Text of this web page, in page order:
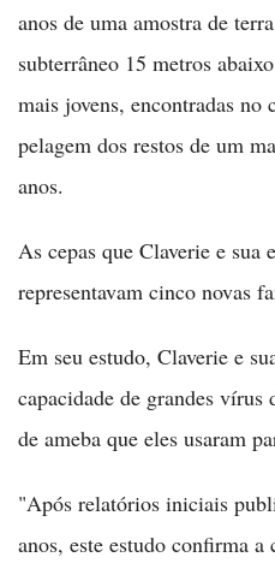
anos de uma amostra de
subterrâneo 15 metros
mais jovens, encontradas no
pelagem dos restos de um
anos.
As cepas que Claverie e sua
representavam cinco novas
Em seu estudo, Claverie e
capacidade de grandes
de ameba que eles usaram
"Após relatórios iniciais
anos, este estudo confirma